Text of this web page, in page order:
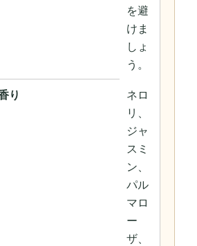
を避
けま
しょ
う。
り
ネロ
リ、
ジャ
スミ
ン、
パル
マロ
ー
ザ、